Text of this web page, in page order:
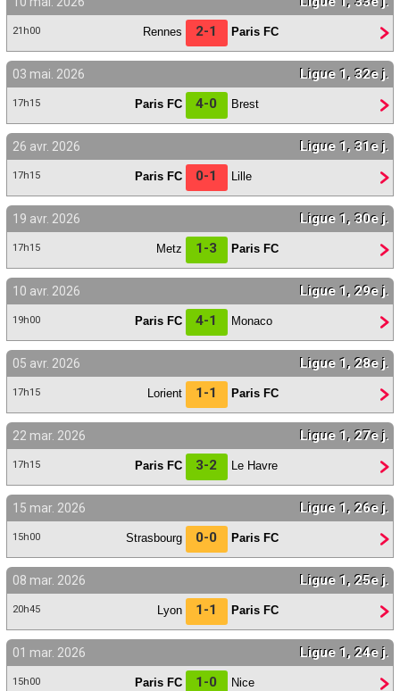
21h00 Rennes 2-1 Paris FC
03 mai. 2026 Ligue 1, 32e j.
17h15 Paris FC 4-0 Brest
26 avr. 2026 Ligue 1, 31e j.
17h15 Paris FC 0-1 Lille
19 avr. 2026 Ligue 1, 30e j.
17h15 Metz 1-3 Paris FC
10 avr. 2026 Ligue 1, 29e j.
19h00 Paris FC 4-1 Monaco
05 avr. 2026 Ligue 1, 28e j.
17h15 Lorient 1-1 Paris FC
22 mar. 2026 Ligue 1, 27e j.
17h15 Paris FC 3-2 Le Havre
15 mar. 2026 Ligue 1, 26e j.
15h00 Strasbourg 0-0 Paris FC
08 mar. 2026 Ligue 1, 25e j.
20h45 Lyon 1-1 Paris FC
01 mar. 2026 Ligue 1, 24e j.
15h00 Paris FC 1-0 Nice
Contact / Signaler un bug
Recrutement Maxifoot
Mentions légales
site web Maxifoot.fr